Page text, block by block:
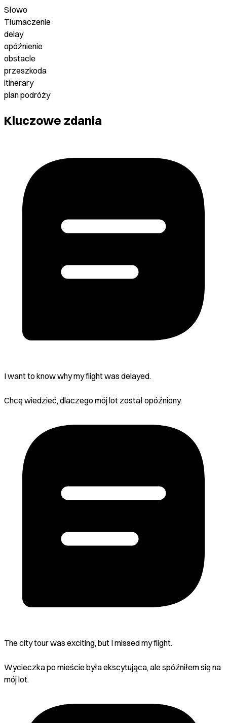
Słowo
Tłumaczenie
delay
opóźnienie
obstacle
przeszkoda
itinerary
plan podróży
Kluczowe zdania
I want to know why my flight was delayed.
Chcę wiedzieć, dlaczego mój lot został opóźniony.
The city tour was exciting, but I missed my flight.
Wycieczka po mieście była ekscytująca, ale spóźniłem się na
mój lot.